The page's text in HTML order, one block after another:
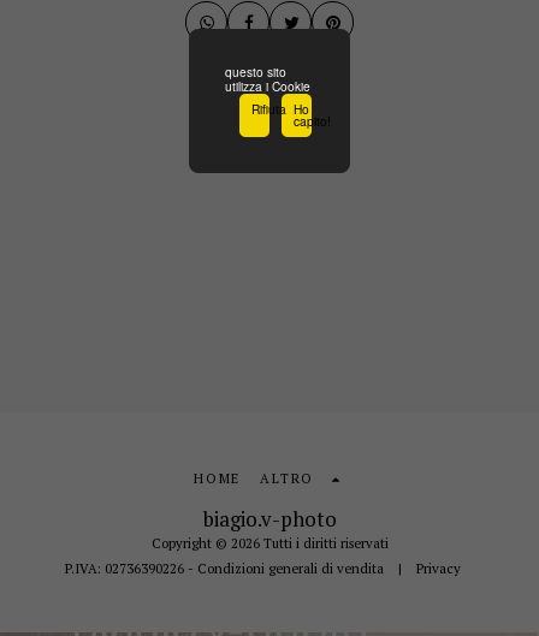
Ho
capito!
Rifiuta
questo sito
utilizza i Cookie
biagio.v-photo
Copyright © 2026 Tutti i diritti riservati
P.IVA: 02736390226 - Condizioni generali di vendita| Privacy
HOME ALTRO